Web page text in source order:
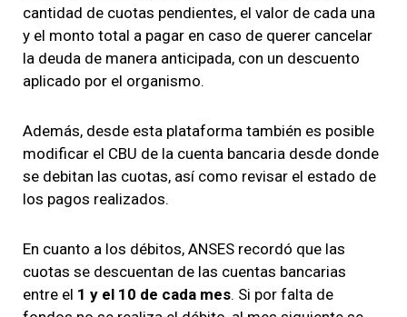
cantidad de cuotas pendientes, el valor de cada una
y el monto total a pagar en caso de querer cancelar
la deuda de manera anticipada, con un descuento
aplicado por el organismo.
Además, desde esta plataforma también es posible
modificar el CBU de la cuenta bancaria desde donde
se debitan las cuotas, así como revisar el estado de
los pagos realizados.
En cuanto a los débitos, ANSES recordó que las
cuotas se descuentan de las cuentas bancarias
entre el 1 y el 10 de cada mes. Si por falta de